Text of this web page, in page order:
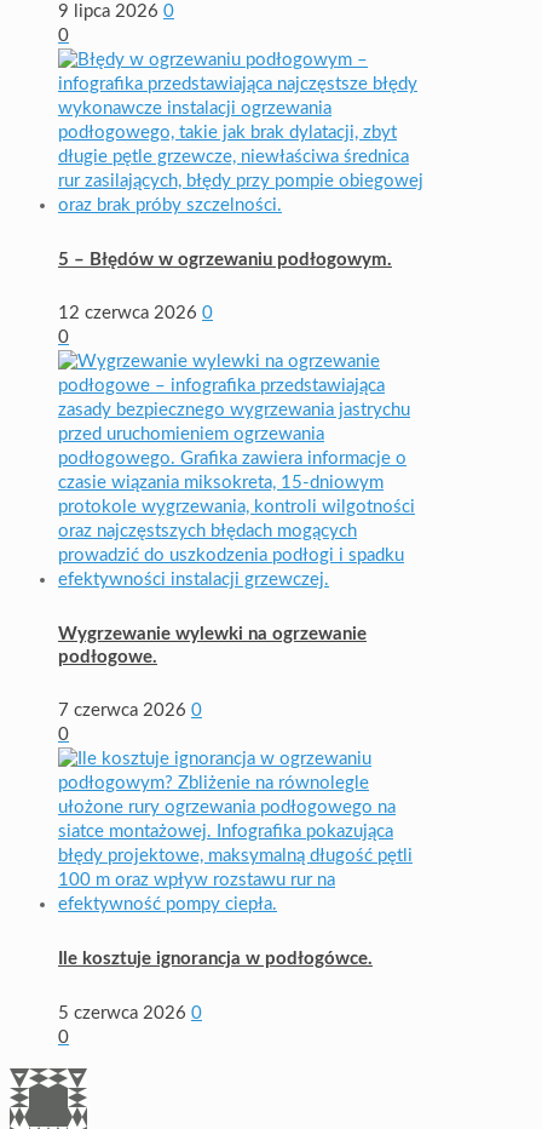
9 lipca 2026 0
0
5 – Błędów w ogrzewaniu podłogowym.
12 czerwca 2026 0
0
Wygrzewanie wylewki na ogrzewanie
podłogowe.
7 czerwca 2026 0
0
Ile kosztuje ignorancja w podłogówce.
5 czerwca 2026 0
0